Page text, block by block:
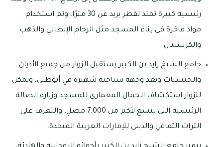
رئيسية كبيرة تمتد لقطر يزيد عن 30 مترًا، وتم استخدام
مواد فاخرة في بناء المسجد مثل الرخام الإيطالي والذهب
والكريستال.
جامع الشيخ زايد بن الكبير يستقبل الزوار من جميع الأديان
والجنسيات ويعد وجهة سياحية شهيرة في أبوظبي، ويمكن
للزوار استكشاف الجمال المعماري للمسجد وزيارة الصالة
الرئيسية التي تتسع لأكثر من 7,000 مصلٍ، والتعرف على
التراث الثقافي والديني للإمارات العربية المتحدة.